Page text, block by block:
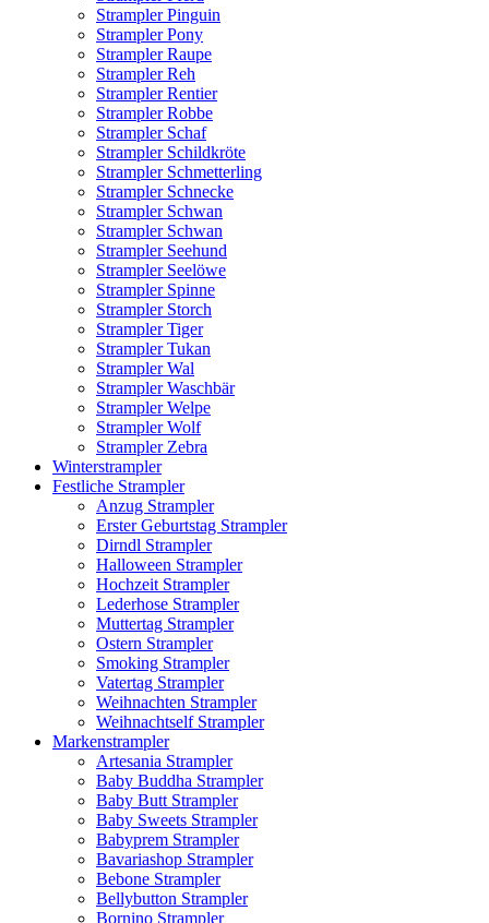
Strampler Pinguin
Strampler Pony
Strampler Raupe
Strampler Reh
Strampler Rentier
Strampler Robbe
Strampler Schaf
Strampler Schildkröte
Strampler Schmetterling
Strampler Schnecke
Strampler Schwan
Strampler Schwan
Strampler Seehund
Strampler Seelöwe
Strampler Spinne
Strampler Storch
Strampler Tiger
Strampler Tukan
Strampler Wal
Strampler Waschbär
Strampler Welpe
Strampler Wolf
Strampler Zebra
Winterstrampler
Festliche Strampler
Anzug Strampler
Erster Geburtstag Strampler
Dirndl Strampler
Halloween Strampler
Hochzeit Strampler
Lederhose Strampler
Muttertag Strampler
Ostern Strampler
Smoking Strampler
Vatertag Strampler
Weihnachten Strampler
Weihnachtself Strampler
Markenstrampler
Artesania Strampler
Baby Buddha Strampler
Baby Butt Strampler
Baby Sweets Strampler
Babyprem Strampler
Bavariashop Strampler
Bebone Strampler
Bellybutton Strampler
Bornino Strampler